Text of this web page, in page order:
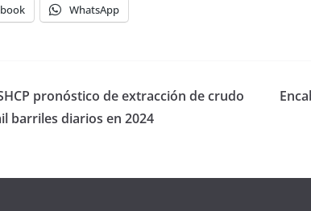
WhatsApp
pronóstico de extracción de crudo
barriles diarios en 2024